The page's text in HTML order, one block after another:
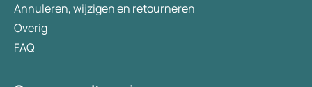
Annuleren, wijzigen en retourneren
Overig
FAQ